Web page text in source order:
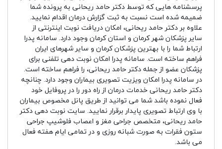
پرسشنامه هایی که توسط دکتر حامد ریحانی به پرونده شما
ضمیمه شده است نسبت به ثبت گزارش درمان اقدام نمایید.
علاوه بر دکتر حامد ریحانی، امکان دریافت نوبت اینترنتی از
سایر پزشکان شهر کرمان و استان کرمان وجود دارد. سامانه پدرا
ارتباط شما را با بهترین پزشکان کرمان و سایر شهرهای ایران
فراهم ساخته است. سامانه پدرا امکان نوبت دهی تلفنی برای
پزشکان عضو از جمله دکتر حامد ریحانی، را فراهم ساخته است.
در سامانه پدرا امکان ویزیت تصویری بیماران وجود دارد. چنانچه
دکتر حامد ریحانی خدمات درمان از راه دور را در پروفایل خود
فعال نموده باشد شما می توانید از طریق پانل مخصوص بیماران
با وی ارتباط تصویری پایدار برقرار نمایید. سایت نوبت دهی دکتر
حامد ریحانی، متخصص جراحی مغز و اعصاب فلوشیپ جراحی
ستون فقرات به صورت شبانه روزی و در تمامی ایام هفته فعال
می باشد.